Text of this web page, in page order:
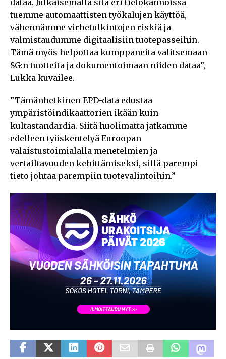
tuemme automaattisten työkalujen käyttöä,
vähennämme virhetulkintojen riskiä ja
valmistaudumme digitaalisiin tuotepasseihin.
Tämä myös helpottaa kumppaneita valitsemaan
SG:n tuotteita ja dokumentoimaan niiden dataa”,
Lukka kuvailee.
”Tämänhetkinen EPD-data edustaa
ympäristöindikaattorien ikään kuin
kultastandardia. Siitä huolimatta jatkamme
edelleen työskentelyä Euroopan
valaistustoimialalla menetelmien ja
vertailtavuuden kehittämiseksi, sillä parempi
tieto johtaa parempiin tuotevalintoihin.”